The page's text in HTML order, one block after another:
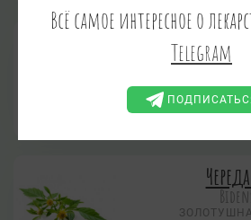
Bidens
РОЖКИ,
Всё самое интересное о
Telegram